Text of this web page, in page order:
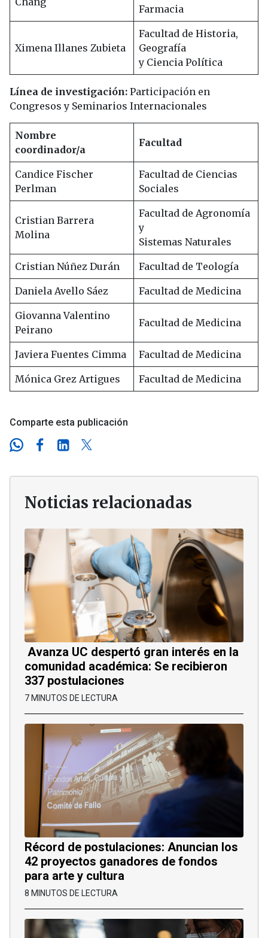
Farmacia
Ximena Illanes Zubieta
Facultad de Historia,
Geografía
y Ciencia Política
Línea de investigación: Participación en
Congresos y Seminarios Internacionales
Nombre
coordinador/a
Facultad
Candice Fischer
Perlman
Facultad de Ciencias
Sociales
Cristian Barrera
Molina
Facultad de Agronomía
y
Sistemas Naturales
Cristian Núñez Durán Facultad de Teología
Daniela Avello Sáez Facultad de Medicina
Giovanna Valentino
Peirano
Facultad de Medicina
Javiera Fuentes Cimma Facultad de Medicina
Mónica Grez Artigues Facultad de Medicina
Comparte esta publicación
Noticias relacionadas
Avanza UC despertó gran interés en la
comunidad académica: Se recibieron
337 postulaciones
7 MINUTOS DE LECTURA
Récord de postulaciones: Anuncian los
42 proyectos ganadores de fondos
para arte y cultura
8 MINUTOS DE LECTURA